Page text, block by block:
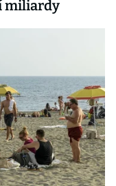
miliardy